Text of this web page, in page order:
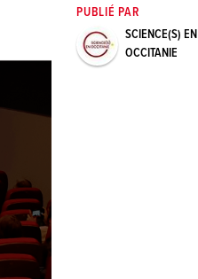
PUBLIÉ PAR
SCIENCE(S) EN
OCCITANIE